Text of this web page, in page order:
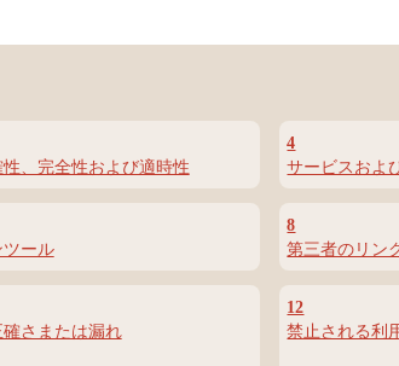
、完全性および適時性
4
サービスおよ
ール
8
第三者のリン
さまたは漏れ
12
禁止される利